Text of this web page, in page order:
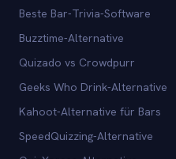
Beste Bar-Trivia-Software
Buzztime-Alternative
Quizado vs Crowdpurr
Geeks Who Drink-Alternative
Kahoot-Alternative für Bars
SpeedQuizzing-Alternative